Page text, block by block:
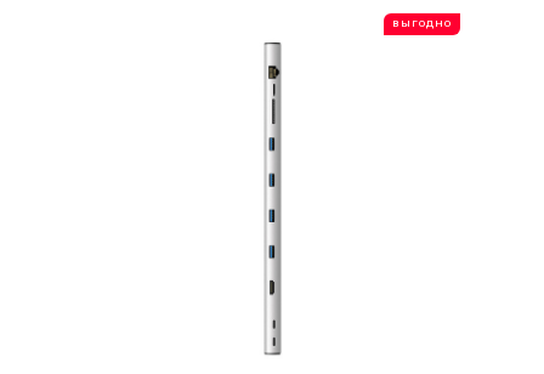
ВЫГОДНО